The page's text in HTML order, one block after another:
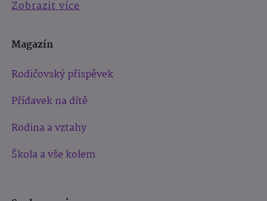
Zobrazit více
Magazín
Rodičovský příspěvek
Přídavek na dítě
Rodina a vztahy
Škola a vše kolem